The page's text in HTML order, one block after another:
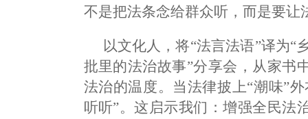
不是把法条念给群众听，而是要让
以文化人，将“法言法语”译为“
批里的法治故事”分享会，从家书
法治的温度。当法律披上“潮味”
听听”。这启示我们：增强全民法